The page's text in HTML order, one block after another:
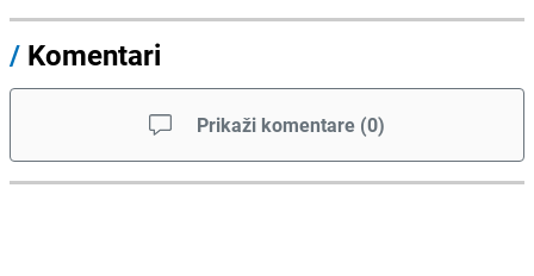
/ Komentari
Prikaži komentare (0)